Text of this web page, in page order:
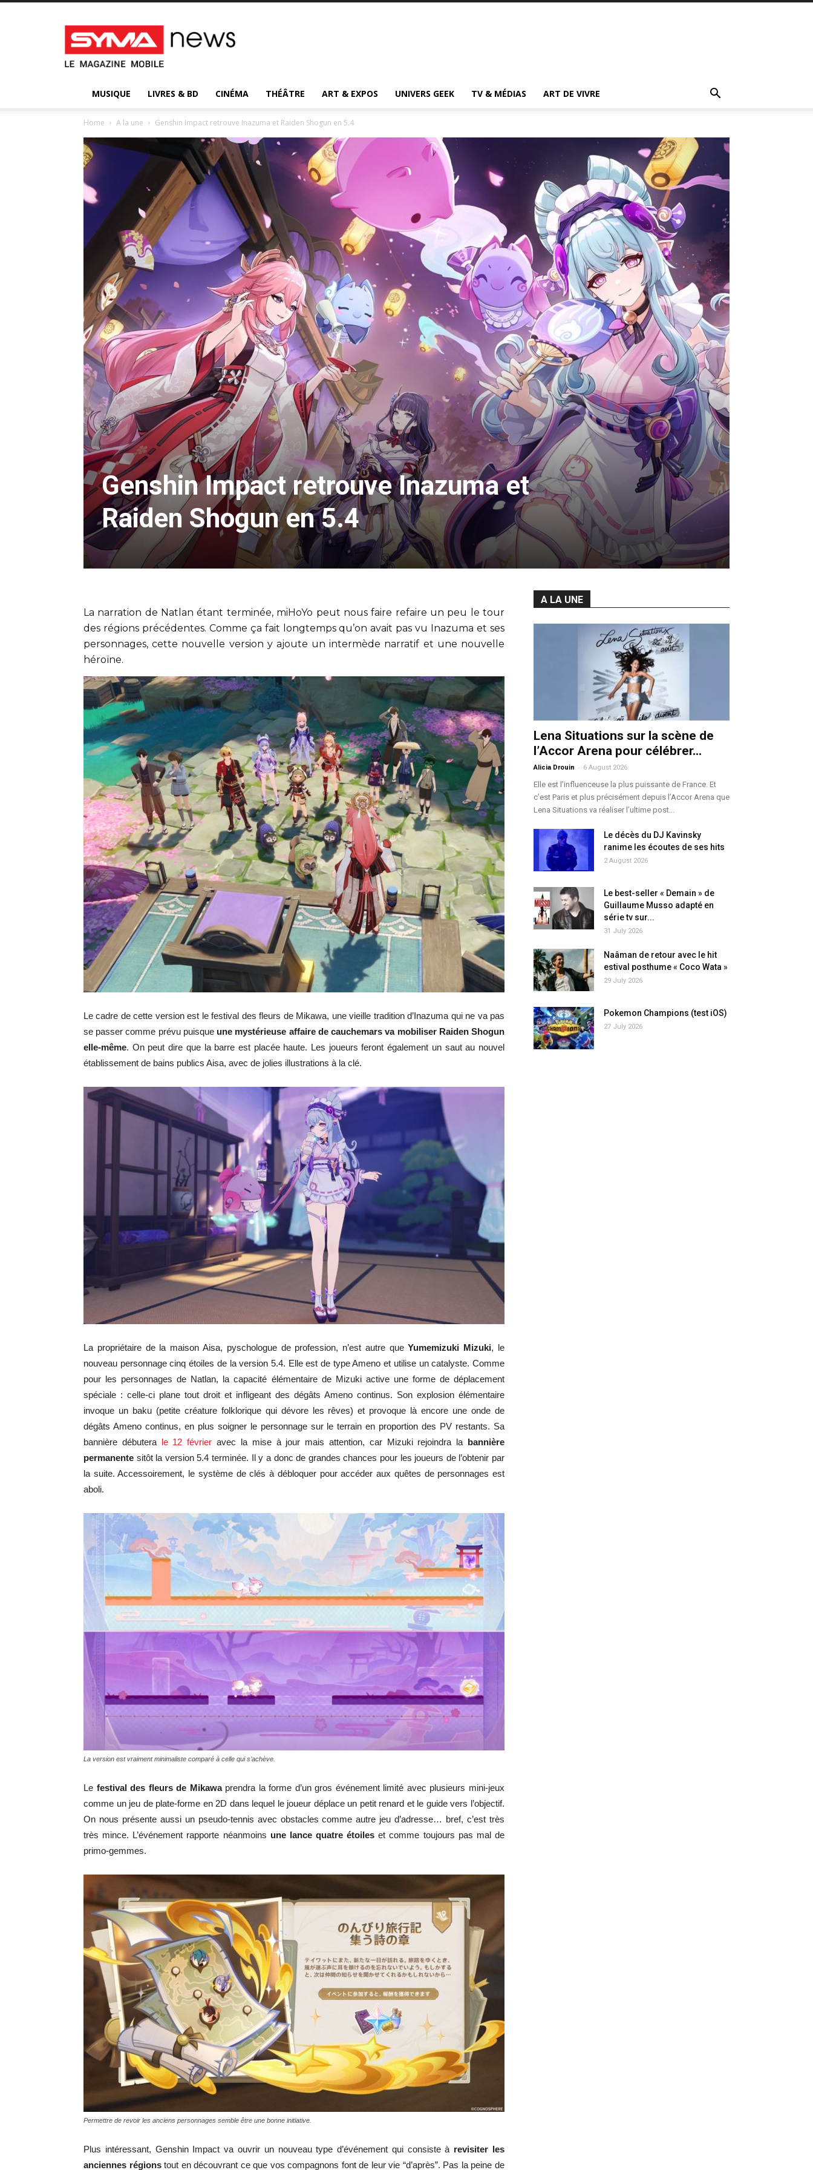
Syma
News
:
votre
d’actualité
MUSIQUE LIVRES & BD CINÉMA THÉÂTRE ART & EXPOS UNIVERS GEEK TV & MÉDIAS ART DE VIVRE
Home A la une Genshin Impact retrouve Inazuma et Raiden Shogun en 5.4
Genshin Impact retrouve Inazuma et
Raiden Shogun en 5.4
La narration de Natlan étant terminée, miHoYo peut nous faire refaire un peu le tour
des régions précédentes. Comme ça fait longtemps qu’on avait pas vu Inazuma et ses
personnages, cette nouvelle version y ajoute un intermède narratif et une nouvelle
héroïne.
Le cadre de cette version est le festival des fleurs de Mikawa, une vieille tradition d’Inazuma qui ne va pas
se passer comme prévu puisque une mystérieuse affaire de cauchemars va mobiliser Raiden Shogun
elle-même. On peut dire que la barre est placée haute. Les joueurs feront également un saut au nouvel
établissement de bains publics Aisa, avec de jolies illustrations à la clé.
La propriétaire de la maison Aisa, pyschologue de profession, n’est autre queYumemizuki Mizuki, le
nouveau personnage cinq étoiles de la version 5.4. Elle est de type Ameno et utilise un catalyste. Comme
pour les personnages de Natlan, la capacité élémentaire de Mizuki active une forme de déplacement
spéciale : celle-ci plane tout droit et infligeant des dégâts Ameno continus. Son explosion élémentaire
invoque un baku (petite créature folklorique qui dévore les rêves) et provoque là encore une onde de
dégâts Ameno continus, en plus soigner le personnage sur le terrain en proportion des PV restants. Sa
bannière débutera le 12 février avec la mise à jour mais attention, car Mizuki rejoindra la bannière
permanente sitôt la version 5.4 terminée. Il y a donc de grandes chances pour les joueurs de l’obtenir par
la suite. Accessoirement, le système de clés à débloquer pour accéder aux quêtes de personnages est
aboli.
La version est vraiment minimaliste comparé à celle qui s’achève.
Le festival des fleurs de Mikawaprendra la forme d’un gros événement limité avec plusieurs mini-jeux
comme un jeu de plate-forme en 2D dans lequel le joueur déplace un petit renard et le guide vers l’objectif.
On nous présente aussi un pseudo-tennis avec obstacles comme autre jeu d’adresse… bref, c’est très
très mince. L’événement rapporte néanmoins une lance quatre étoiles et comme toujours pas mal de
primo-gemmes.
Permettre de revoir les anciens personnages semble être une bonne initiative.
Plus intéressant, Genshin Impact va ouvrir un nouveau type d’événement qui consiste à revisiter les
anciennes régionstout en découvrant ce que vos compagnons font de leur vie “d’après”. Pas la peine de
A LA UNE
Lena Situations sur la scène de
l’Accor Arena pour célébrer...
Alicia Drouin - 6 August 2026
Elle est l’influenceuse la plus puissante de France. Et
c’est Paris et plus précisément depuis l’Accor Arena que
Lena Situations va réaliser l’ultime post...
Le décès du DJ Kavinsky
ranime les écoutes de ses hits
2 August 2026
Le best-seller « Demain » de
Guillaume Musso adapté en
série tv sur...
31 July 2026
Naâman de retour avec le hit
estival posthume « Coco Wata »
29 July 2026
Pokemon Champions (test iOS)
27 July 2026